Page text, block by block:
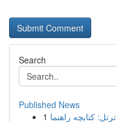
Search
Published News
1